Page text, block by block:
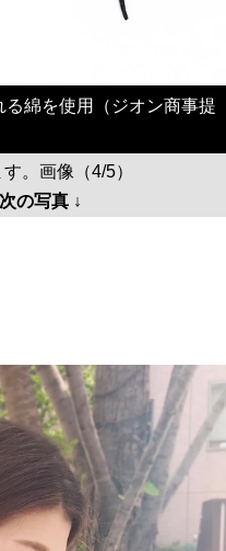
綿を使用（ジオン商事提
。画像（4/5）
の写真 ↓